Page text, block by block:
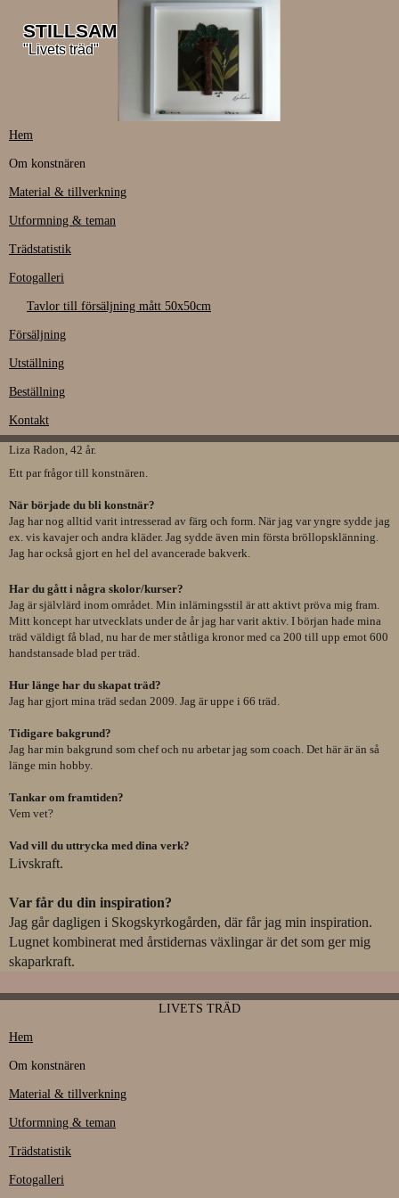
STILLSAM
"Livets träd"
Hem
Om konstnären
Material & tillverkning
Utformning & teman
Trädstatistik
Fotogalleri
Tavlor till försäljning mått 50x50cm
Försäljning
Utställning
Beställning
Kontakt
Liza Radon, 42 år.
Ett par frågor till konstnären.
När började du bli konstnär?
Jag har nog alltid varit intresserad av färg och form. När jag var yngre sydde jag
ex. vis kavajer och andra kläder. Jag sydde även min första bröllopsklänning.
Jag har också gjort en hel del avancerade bakverk.
Har du gått i några skolor/kurser?
Jag är självlärd inom området. Min inlärningsstil är att aktivt pröva mig fram.
Mitt koncept har utvecklats under de år jag har varit aktiv. I början hade mina
träd väldigt få blad, nu har de mer ståtliga kronor med ca 200 till upp emot 600
handstansade blad per träd.
Hur länge har du skapat träd?
Jag har gjort mina träd sedan 2009. Jag är uppe i 66 träd.
Tidigare bakgrund?
Jag har min bakgrund som chef och nu arbetar jag som coach. Det här är än så
länge min hobby.
Tankar om framtiden?
Vem vet?
Vad vill du uttrycka med dina verk?
Livskraft.
Var får du din inspiration?
Jag går dagligen i Skogskyrkogården, där får jag min inspiration.
Lugnet kombinerat med årstidernas växlingar är det som ger mig
skaparkraft.
LIVETS TRÄD
Hem
Om konstnären
Material & tillverkning
Utformning & teman
Trädstatistik
Fotogalleri